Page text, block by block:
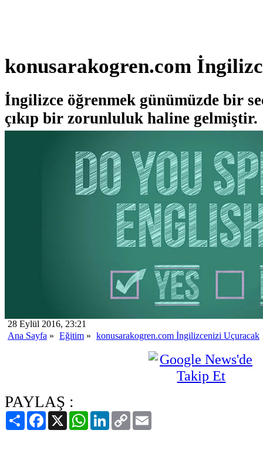
konusarakogren.com
İngilizce öğrenmek günümüzde bir
çıkıp bir zorunluluk haline gelmiştir.
28 Eylül 2016, 23:21
Ana Sayfa » Eğitim » konusarakogren.com İngilizcenizi Uçuracak
PAYLAŞ :
PaylaşFacebook
X WhatsAppLinkedIn
Copy
Link